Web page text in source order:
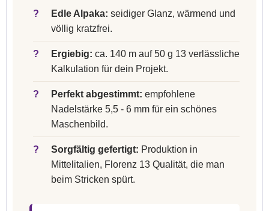
? Edle Alpaka: seidiger Glanz, wärmend und
völlig kratzfrei.
? Ergiebig: ca. 140 m auf 50 g 13 verlässliche
Kalkulation für dein Projekt.
? Perfekt abgestimmt: empfohlene
Nadelstärke 5,5 - 6 mm für ein schönes
Maschenbild.
? Sorgfältig gefertigt: Produktion in
Mittelitalien, Florenz 13 Qualität, die man
beim Stricken spürt.